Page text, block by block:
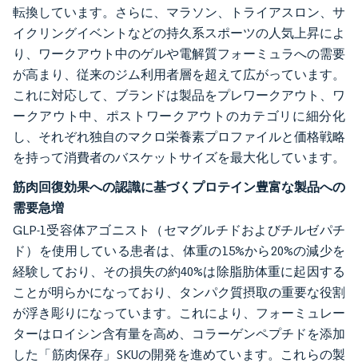
転換しています。さらに、マラソン、トライアスロン、サ
イクリングイベントなどの持久系スポーツの人気上昇によ
り、ワークアウト中のゲルや電解質フォーミュラへの需要
が高まり、従来のジム利用者層を超えて広がっています。
これに対応して、ブランドは製品をプレワークアウト、ワ
ークアウト中、ポストワークアウトのカテゴリに細分化
し、それぞれ独自のマクロ栄養素プロファイルと価格戦略
を持って消費者のバスケットサイズを最大化しています。
筋肉回復効果への認識に基づくプロテイン豊富な製品への
需要急増
GLP-1受容体アゴニスト（セマグルチドおよびチルゼパチ
ド）を使用している患者は、体重の15%から20%の減少を
経験しており、その損失の約40%は除脂肪体重に起因する
ことが明らかになっており、タンパク質摂取の重要な役割
が浮き彫りになっています。これにより、フォーミュレー
ターはロイシン含有量を高め、コラーゲンペプチドを添加
した「筋肉保存」SKUの開発を進めています。これらの製